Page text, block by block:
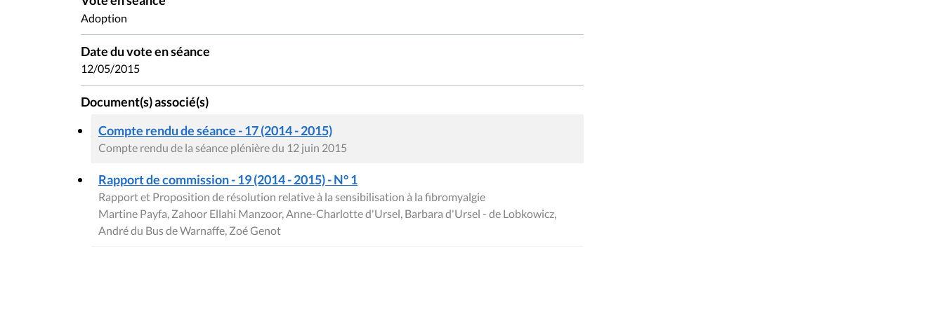
Adoption
Date du vote en séance
12/05/2015
Document(s) associé(s)
Compte rendu de séance - 17 (2014 - 2015)
Compte rendu de la séance plénière du 12 juin 2015
Rapport de commission - 19 (2014 - 2015) - N° 1
Rapport et Proposition de résolution relative à la sensibilisation à la fibromyalgie
Martine Payfa, Zahoor Ellahi Manzoor, Anne-Charlotte d'Ursel, Barbara d'Ursel - de Lobkowicz,
André du Bus de Warnaffe, Zoé Genot